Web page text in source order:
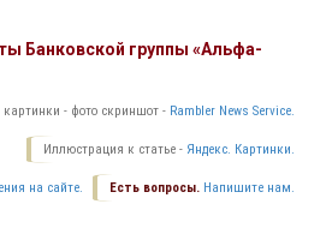
Банковской группы «Альфа-
картинки - фото скриншот - Rambler News Service.
Иллюстрация к статье - Яндекс. Картинки.
Есть вопросы. Напишите нам.
на сайте.